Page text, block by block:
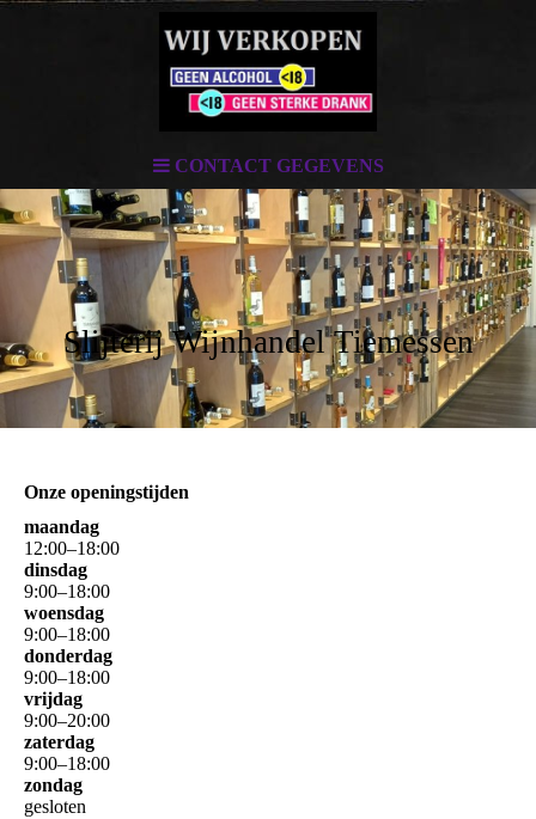
CONTACT GEGEVENS
Slijterij Wijnhandel Tiemessen
Onze openingstijden
maandag
12:00–18:00
dinsdag
9:00–18:00
woensdag
9:00–18:00
donderdag
9:00–18:00
vrijdag
9:00–20:00
zaterdag
9:00–18:00
zondag
gesloten